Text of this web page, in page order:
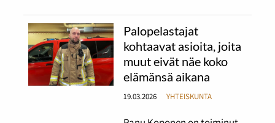
Palopelastajat
kohtaavat asioita, joita
muut eivät näe koko
elämänsä aikana
19.03.2026 YHTEISKUNTA